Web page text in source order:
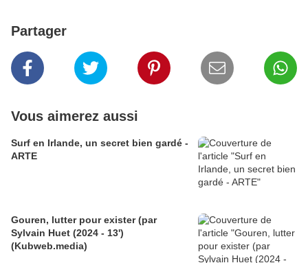
Partager
Vous aimerez aussi
Surf en Irlande, un secret bien gardé -
ARTE
Gouren, lutter pour exister (par
Sylvain Huet (2024 - 13')
(Kubweb.media)